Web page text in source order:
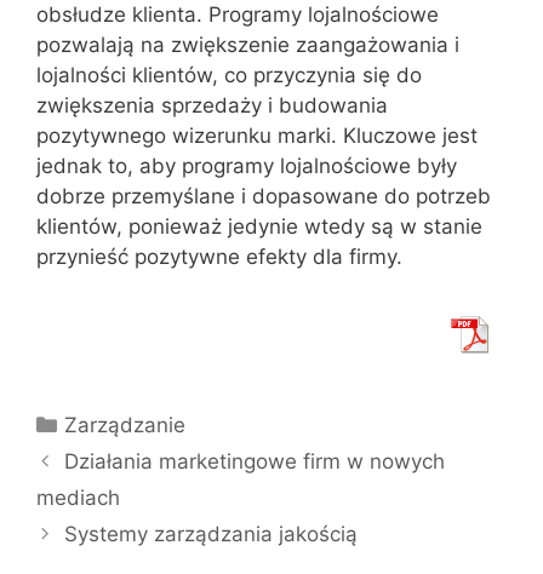
obsłudze klienta. Programy lojalnościowe
pozwalają na zwiększenie zaangażowania i
lojalności klientów, co przyczynia się do
zwiększenia sprzedaży i budowania
pozytywnego wizerunku marki. Kluczowe jest
jednak to, aby programy lojalnościowe były
dobrze przemyślane i dopasowane do potrzeb
klientów, ponieważ jedynie wtedy są w stanie
przynieść pozytywne efekty dla firmy.
Kategorie
Zarządzanie
Działania marketingowe firm w nowych
mediach
Systemy zarządzania jakością